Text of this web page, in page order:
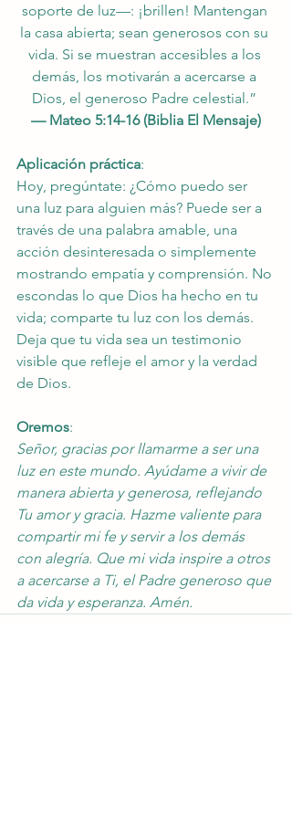
soporte de luz—: ¡brillen! Mantengan
la casa abierta; sean generosos con su
vida. Si se muestran accesibles a los
demás, los motivarán a acercarse a
Dios, el generoso Padre celestial.”
— Mateo 5:14-16 (Biblia El Mensaje)
Aplicación práctica:
Hoy, pregúntate: ¿Cómo puedo ser
una luz para alguien más? Puede ser a
través de una palabra amable, una
acción desinteresada o simplemente
mostrando empatía y comprensión. No
escondas lo que Dios ha hecho en tu
vida; comparte tu luz con los demás.
Deja que tu vida sea un testimonio
visible que refleje el amor y la verdad
de Dios.
Oremos:
Señor, gracias por llamarme a ser una
luz en este mundo. Ayúdame a vivir de
manera abierta y generosa, reflejando
Tu amor y gracia. Hazme valiente para
compartir mi fe y servir a los demás
con alegría. Que mi vida inspire a otros
a acercarse a Ti, el Padre generoso que
da vida y esperanza. Amén.